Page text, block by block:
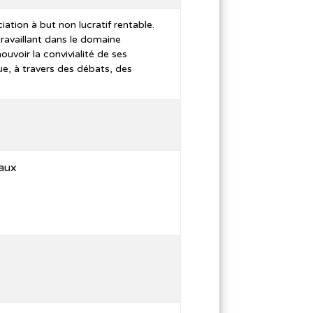
à but non lucratif rentable.
dans le domaine
la convivialité de ses
à travers des débats, des